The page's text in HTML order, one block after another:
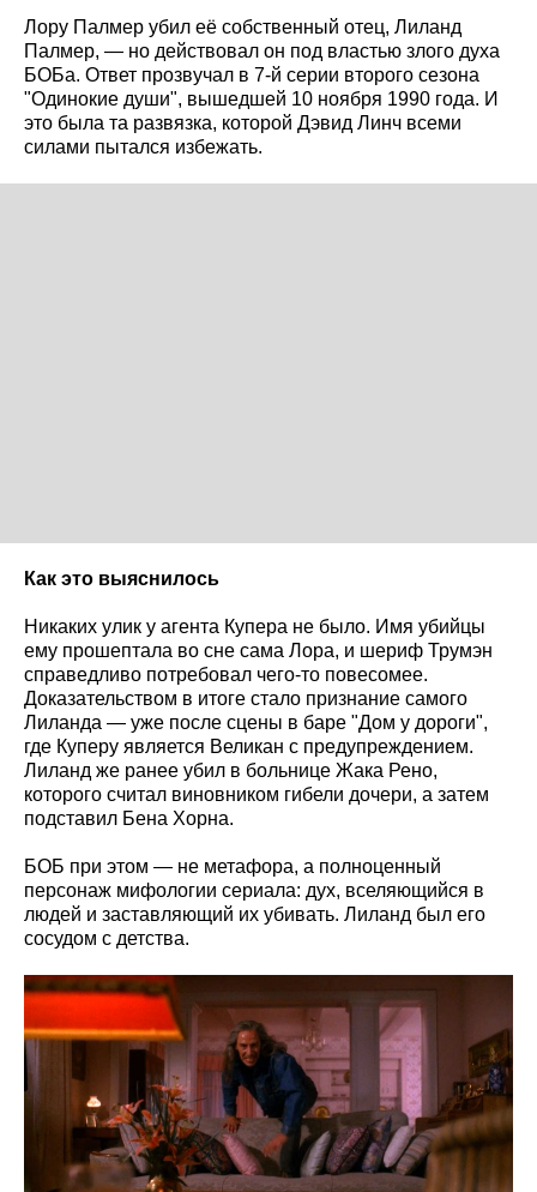
Лору Палмер убил её собственный отец, Лиланд
Палмер, — но действовал он под властью злого духа
БОБа. Ответ прозвучал в 7-й серии второго сезона
"Одинокие души", вышедшей 10 ноября 1990 года. И
это была та развязка, которой Дэвид Линч всеми
силами пытался избежать.
Как это выяснилось
Никаких улик у агента Купера не было. Имя убийцы
ему прошептала во сне сама Лора, и шериф Трумэн
справедливо потребовал чего-то повесомее.
Доказательством в итоге стало признание самого
Лиланда — уже после сцены в баре "Дом у дороги",
где Куперу является Великан с предупреждением.
Лиланд же ранее убил в больнице Жака Рено,
которого считал виновником гибели дочери, а затем
подставил Бена Хорна.
БОБ при этом — не метафора, а полноценный
персонаж мифологии сериала: дух, вселяющийся в
людей и заставляющий их убивать. Лиланд был его
сосудом с детства.